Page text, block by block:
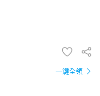
一鍵全領